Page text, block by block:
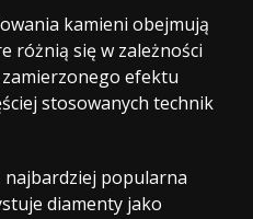
kamieni obejmują
różnią się w zależności
efektu
stosowanych technik
popularna
diamenty jako